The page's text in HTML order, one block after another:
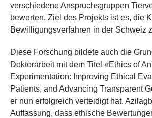
verschiedene Anspruchsgruppen
bewerten. Ziel des Projekts ist es, die
Bewilligungsverfahren in der Schweiz
Diese Forschung bildete auch die
Doktorarbeit mit dem Titel «Ethics of
Experimentation: Improving Ethical
Patients, and Advancing Transparent
er nun erfolgreich verteidigt hat.
Auffassung, dass ethische